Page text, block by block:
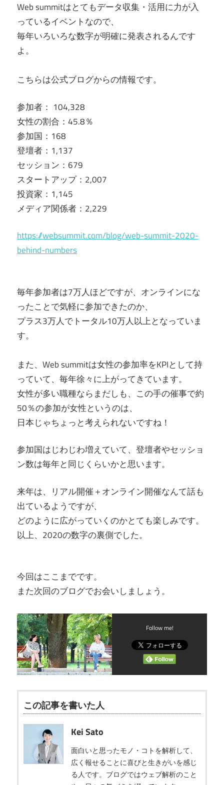
Web summitはとてもデータ収集・活用に力が入
っているイベントなので、
毎年いろいろな数字が明確に発表されるんです
よ。
こちらは公式ブログからの情報です。
参加者： 104,328
女性の割合：45.8％
参加国：168
登壇者：1,137
セッション：679
スタートアップ：2,007
投資家：1,145
メディア関係者：2,229
https://websummit.com/blog/web-summit-2020-
behind-numbers
毎年参加者は7万人ほどですが、オンラインにな
ったことで気軽に参加できたのか、
プラス3万人でトータル10万人以上となっていま
す。
また、Web summitは女性の参加率をKPIとして持
っていて、毎年徐々に上がってきています。
女性が多い職種ならまだしも、この手の催事で約
50％の参加が女性というのは、
日本じゃちょっと考えられないですね！
参加国はじわじわ増えていて、登壇者やセッショ
ン数は毎年と同じくらいかと思います。
来年は、リアル開催＋オンライン開催なんて話も
出ているようですが、
どのように広がっていくのかとても楽しみです。
以上、2020の数字の裏側でした。
今回はここまでです。
また次回のブログでお会いしましょう。
Follow me!
この記事を書いた人
Kei Sato
面白いと思ったモノ・コトを解析して、
広く報せることに喜びと生きがいを感じ
る人です。ブログではウェブ解析のこと